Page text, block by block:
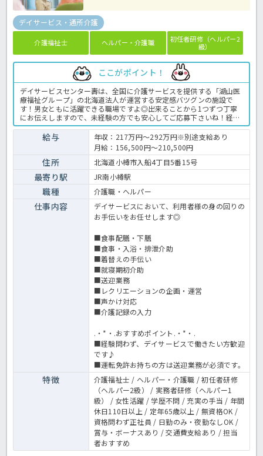
デイサービス・通所介護
介護福祉士 ヘルパー・介護職
初任者研修（ヘルパー2
級）
ここがポイント！
デイサービスセンター壽は、全国に介護サービスを提供する「湖山医
療福祉グループ」の北海道法人が運営する安定感バツグンの施設で
す！男女ともに活躍できる職場ですよ◎出来ることから1つずつ丁寧
にお伝えしますので、未経験の方でも安心してご応募下さいね！経験
者の方は給与面で優遇しますよ☆年間112日の豊富なお休みでプライ
ベートの時間も確保可能！上位資格取得後には資格手当が加算されま
すので、資格取得のモチベーションに繋がりますね♪確定拠出年金や
単身用社宅があるなど、福利厚生も充実していますよ！ご興味があり
ましたら是非ほっ介護までお問合せ下さい！デイサービスでの介護業
務全般です。 ＜介護職 正社員 デイサービスの求人＞
給与
年収：217万円～292万円※別途支給あり
月給：156,500円～210,500円
住所 北海道小樽市入船4丁目5番15号
最寄り駅 JR南小樽駅
職種 介護職・ヘルパー
仕事内容
デイサービスにおいて、利用者様の身の回りの
お手伝いをお任せします◎
■食事配膳・下膳
■食事・入浴・排泄介助
■着替えの手伝い
■就寝期初介助
■送迎業務
■レクリエーションの企画・運営
■声かけ対応
■介護記録の入力
.・*・.おすすめポイント.・*・.
■経験問わず、デイサービスで働きたい方歓迎
です♪
■運転免許お持ちの方は送迎業務が必須です。
特徴
介護福祉士 / ヘルパー・介護職 / 初任者研修
（ヘルパー2級） / 実務者研修（ヘルパー1
級） / 女性活躍 / 学歴不問 / 充実の手当 / 年間
休日110日以上 / 定年65歳以上 / 無資格OK /
資格問わず正社員 / 日勤のみ・夜勤なしOK /
賞与・ボーナスあり / 交通費支給あり / 担当
者おすすめ